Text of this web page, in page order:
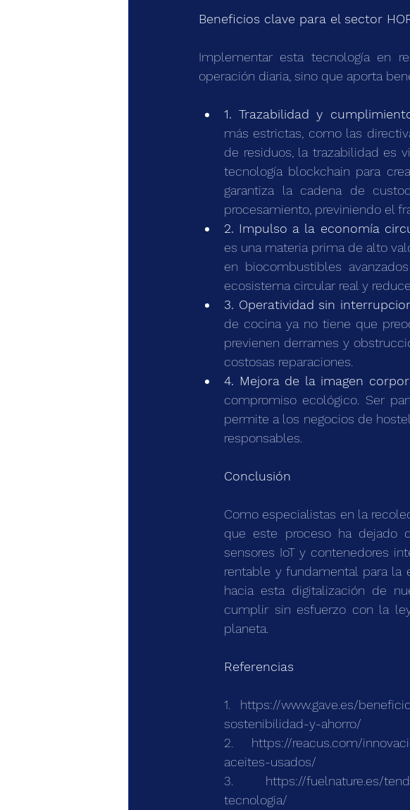
Beneficios clave para el sector
Implementar esta tecnología en
operación diaria, sino que aporta
1. Trazabilidad y
más estrictas, como las
de residuos, la trazabilidad es
tecnología blockchain para
garantiza la cadena de
procesamiento, previniendo el
2. Impulso a la economía
es una materia prima de alto
en biocombustibles
ecosistema circular real y
3. Operatividad sin
de cocina ya no tiene que
previenen derrames y
costosas reparaciones.
4. Mejora de la imagen
compromiso ecológico. Ser
permite a los negocios de
responsables.
Conclusión
Como especialistas en la
que este proceso ha dejado
sensores IoT y contenedores
rentable y fundamental para la
hacia esta digitalización de
cumplir sin esfuerzo con la
planeta.
Referencias
1. https://www.gave.es/
sostenibilidad-y-ahorro/
2. https://reacus.com/
aceites-usados/
3. https://fuelnature.es/
tecnologia/